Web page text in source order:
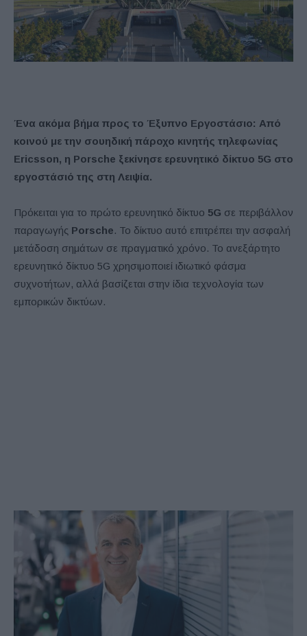
Ένα ακόμα βήμα προς το Έξυπνο Εργοστάσιο: Από
κοινού με την σουηδική πάροχο κινητής τηλεφωνίας
Ericsson, η Porsche ξεκίνησε ερευνητικό δίκτυο 5G στο
εργοστάσιό της στη Λειψία.
Πρόκειται για το πρώτο ερευνητικό δίκτυο 5G σε περιβάλλον
παραγωγής Porsche. Το δίκτυο αυτό επιτρέπει την ασφαλή
μετάδοση σημάτων σε πραγματικό χρόνο. Το ανεξάρτητο
ερευνητικό δίκτυο 5G χρησιμοποιεί ιδιωτικό φάσμα
συχνοτήτων, αλλά βασίζεται στην ίδια τεχνολογία των
εμπορικών δικτύων.